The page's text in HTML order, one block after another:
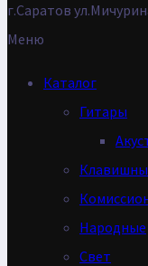
г.Саратов
Меню
Каталог
Гитары
Народные
Свет